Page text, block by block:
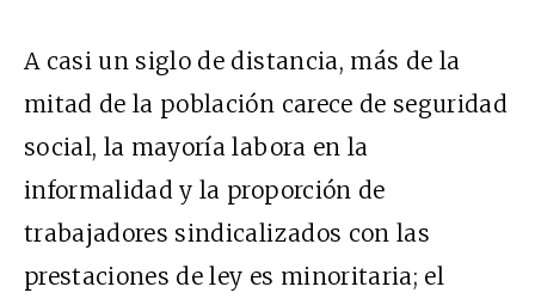
A casi un siglo de distancia, más de la
mitad de la población carece de seguridad
social, la mayoría labora en la
informalidad y la proporción de
trabajadores sindicalizados con las
prestaciones de ley es minoritaria; el